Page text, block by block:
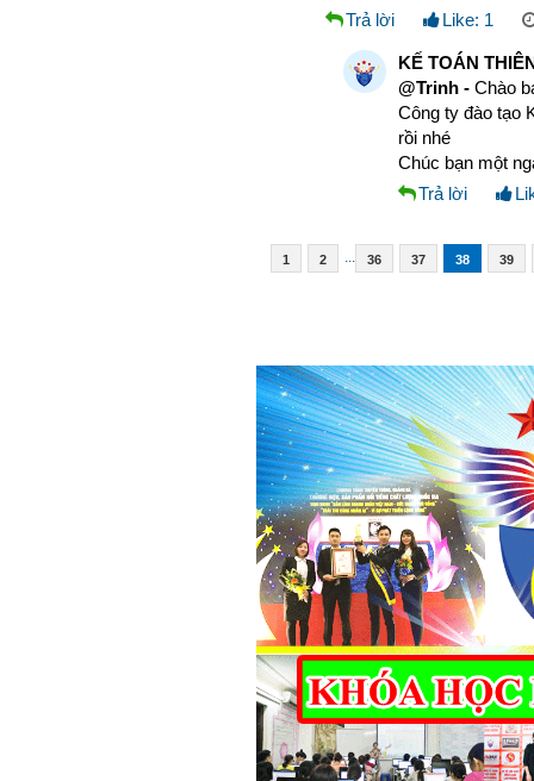
Trả lời
Like: 1
KẾ TOÁN
@Trinh - Chào
Công ty đào tạo
rồi nhé
Chúc bạn một
Trả lời
1 2 ... 36 37 38 39